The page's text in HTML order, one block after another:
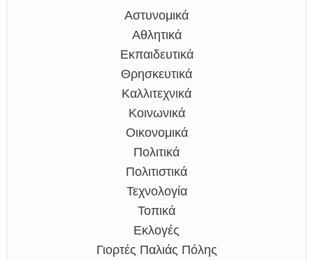
Αστυνομικά
Αθλητικά
Εκπαιδευτικά
Θρησκευτικά
Καλλιτεχνικά
Κοινωνικά
Οικονομικά
Πολιτικά
Πολιτιστικά
Τεχνολογία
Τοπικά
Εκλογές
Γιορτές Παλιάς Πόλης